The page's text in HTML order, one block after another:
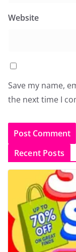
Website
Save my name,
the next time I
Recent Posts